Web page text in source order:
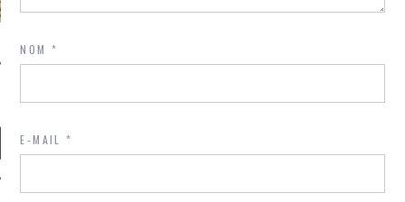
NOM*
E-MAIL*